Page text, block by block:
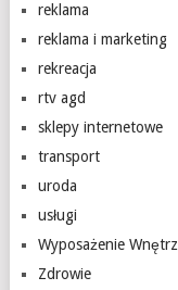
reklama
reklama i marketing
rekreacja
rtv agd
sklepy internetowe
transport
uroda
usługi
Wyposażenie Wnętrz
Zdrowie